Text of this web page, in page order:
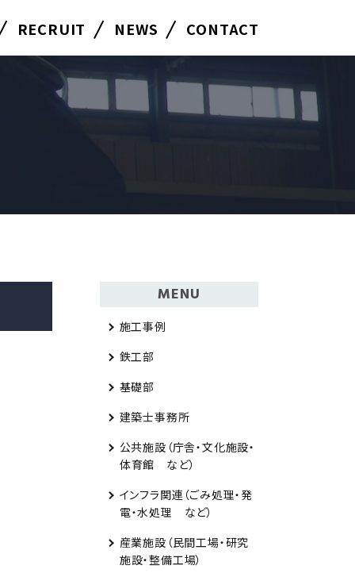
RECRUIT NEWS CONTACT
MENU
施工事例
鉄工部
基礎部
建築士事務所
公共施設（庁舎・文化施設・
体育館 など）
インフラ関連（ごみ処理・発
電・水処理 など）
産業施設（民間工場・研究
施設・整備工場）